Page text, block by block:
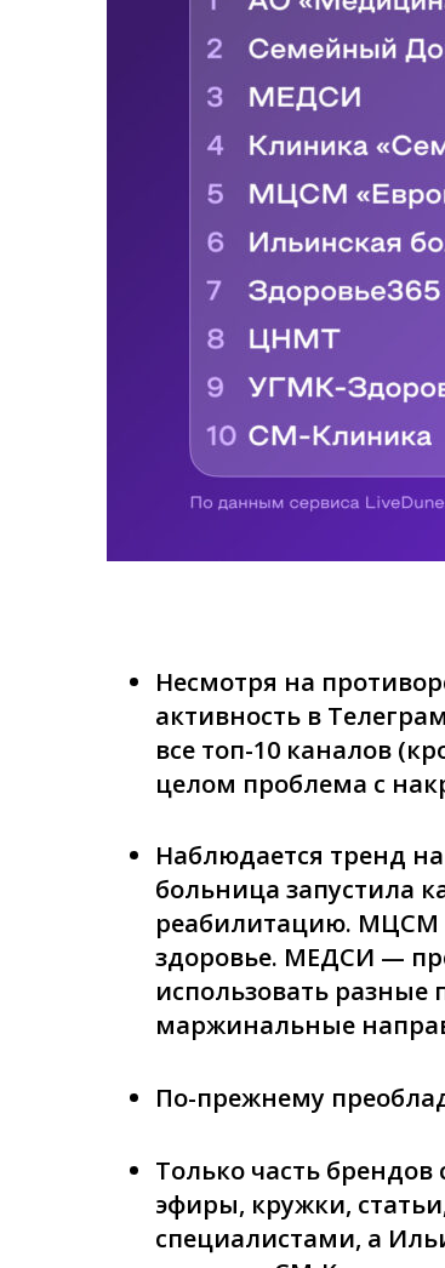
Несмотря на
активность в
все топ-10 каналов
целом проблема с
Наблюдается тренд
больница запустила
реабилитацию. МЦСМ
здоровье. МЕДСИ —
использовать
маржинальные
По-прежнему
Только часть
эфиры, кружки,
специалистами, а